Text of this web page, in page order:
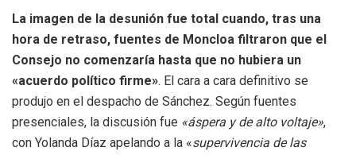
La imagen de la desunión fue total cuando, tras una
hora de retraso, fuentes de Moncloa filtraron que el
Consejo no comenzaría hasta que no hubiera un
«acuerdo político firme». El cara a cara definitivo se
produjo en el despacho de Sánchez. Según fuentes
presenciales, la discusión fue «áspera y de alto voltaje»,
con Yolanda Díaz apelando a la «supervivencia de las